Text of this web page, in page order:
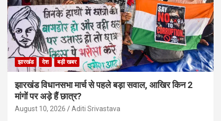
झारखंड देश बड़ी खबर
झारखंड विधानसभा मार्च से पहले बड़ा सवाल, आखिर किन 2
मांगों पर अड़े हैं छात्र?
August 10, 2026 Aditi Srivastava